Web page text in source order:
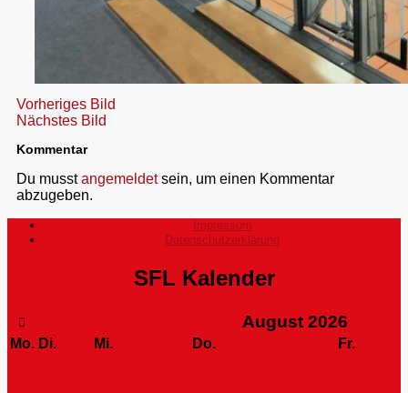
Vorheriges Bild
Nächstes Bild
Kommentar
Du musstangemeldetsein, um einen Kommentar
abzugeben.
Impressum
Datenschutzerklärung
SFL Kalender
August 2026
Mo. Di. Mi. Do. Fr.